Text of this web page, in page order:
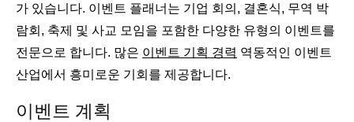
가 있습니다. 이벤트 플래너는 기업 회의, 결혼식, 무역 박
람회, 축제 및 사교 모임을 포함한 다양한 유형의 이벤트를
전문으로 합니다. 많은 이벤트 기획 경력 역동적인 이벤트
산업에서 흥미로운 기회를 제공합니다.
이벤트 계획